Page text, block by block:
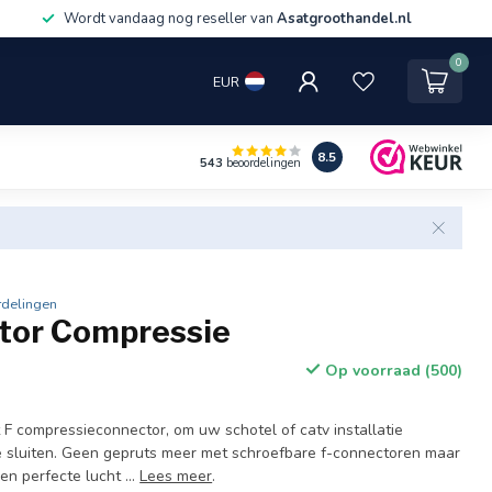
Wordt vandaag nog reseller van Asatgroothandel.nl
EUR
0
543 beoordelingen 8.5
Compressie
Op voorraad (500)
compressieconnector, om uw schotel of catv installatie
Geen gepruts meer met schroefbare f-connectoren maar
perfecte lucht ...Lees meer.